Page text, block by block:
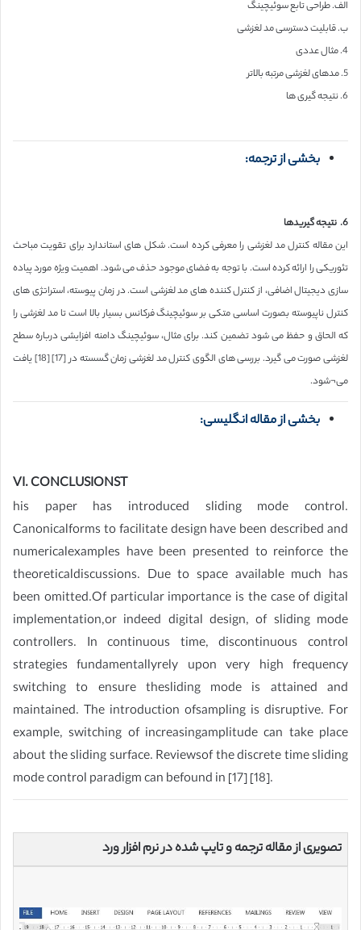
الف. طراحی تابع سوئیچینگ
ب. قابلیت دسترسی مد لغزشی
4. مثال عددی
5. مدهای لغزشی مرتبه بالاتر
6. نتیجه گیری ها
بخشی از ترجمه:
6. نتیجه گیریدها
این مقاله کنترل مد لغزشی را معرفی کرده است. شکل های استاندارد برای تقویت مباحث
تئوریکی را ارائه کرده است. با توجه به فضای موجود حذف می شود. اهمیت ویژه مورد پیاده
سازی دیجیتال اضافی، از کنترل کننده های مد لغزشی است. در زمان پیوسته، استراتژی های
کنترل ناپیوسته بصورت اساسی متکی بر سوئیچینگ فرکانس بسیار بالا است تا مد لغزشی را
که الحاق و حفظ می شود تضمین کند. برای مثال، سوئیچینگ دامنه افزایشی درباره سطح
لغزشی صورت می گیرد. بررسی های الگوی کنترل مد لغزشی زمان گسسته در [17] [18] یافت
می¬شود.
بخشی از مقاله انگلیسی:
VI. CONCLUSIONST
his paper has introduced sliding mode control.
Canonicalforms to facilitate design have been described and
numericalexamples have been presented to reinforce the
theoreticaldiscussions. Due to space available much has
been omitted.Of particular importance is the case of digital
implementation,or indeed digital design, of sliding mode
controllers. In continuous time, discontinuous control
strategies fundamentallyrely upon very high frequency
switching to ensure thesliding mode is attained and
maintained. The introduction ofsampling is disruptive. For
example, switching of increasingamplitude can take place
about the sliding surface. Reviewsof the discrete time sliding
mode control paradigm can befound in [17] [18].
تصویری از مقاله ترجمه و تایپ شده در نرم افزار ورد